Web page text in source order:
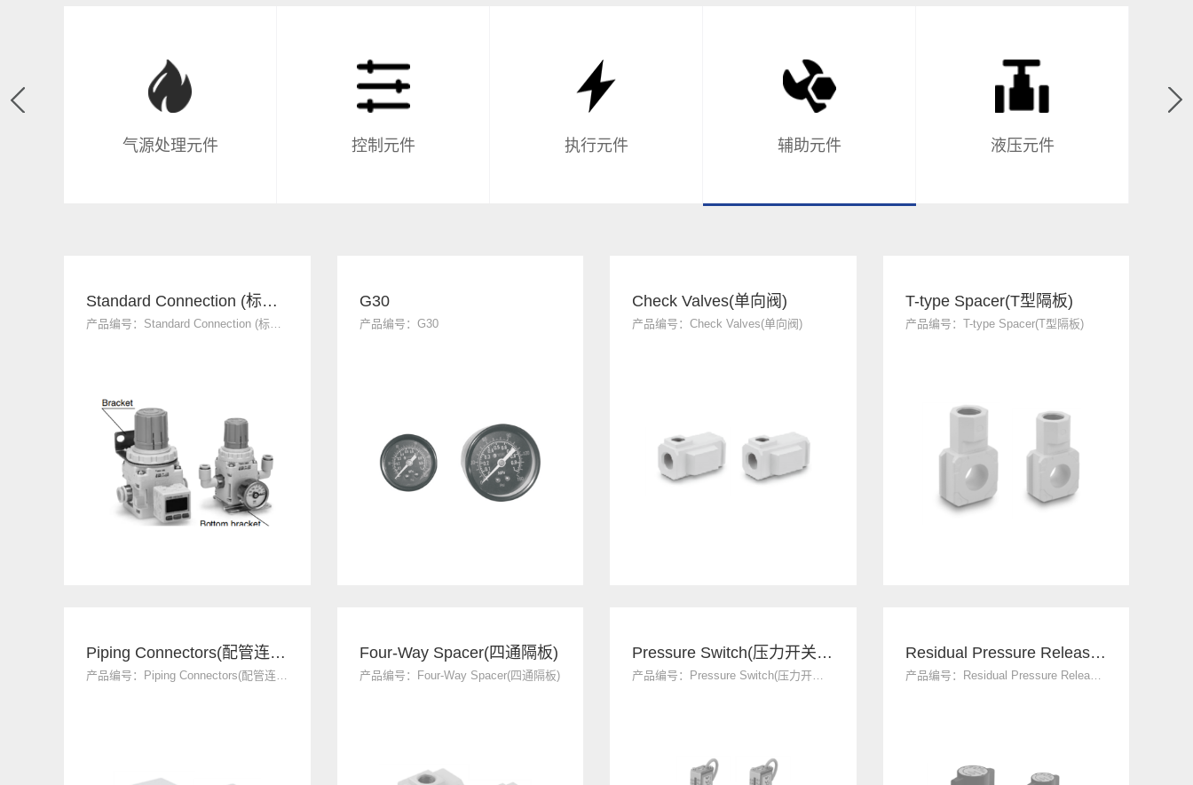
气源处理元件 控制元件 执行元件 辅助元件 液压元件
Standard Connection (标准配管规格) (单侧配管规格)
产品编号：Standard Connection (标准配管规格) (单侧配管规格)
G30
产品编号：G30
Check Valves(单向阀)
产品编号：Check Valves(单向阀)
T-type Spacer(T型隔板)
产品编号：T-type Spacer(T型隔板)
Piping Connectors(配管连接件)
产品编号：Piping Connectors(配管连接件)
Four-Way Spacer(四通隔板)
产品编号：Four-Way Spacer(四通隔板)
Pressure Switch(压力开关)(S)
产品编号：Pressure Switch(压力开关)(S)
Residual Pressure Release 3-way Value(残压释放3通阀)(V)
产品编号：Residual Pressure Release 3-way Value(残压释放3通阀)(V)